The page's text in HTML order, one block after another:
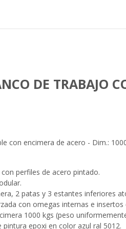
DE TRABAJO
con encimera de acero - Dim.:
perfiles de acero pintado.
2 patas y 3 estantes inferiores
con omegas internas e
1000 kgs (peso
epoxi en color azul ral 5012.